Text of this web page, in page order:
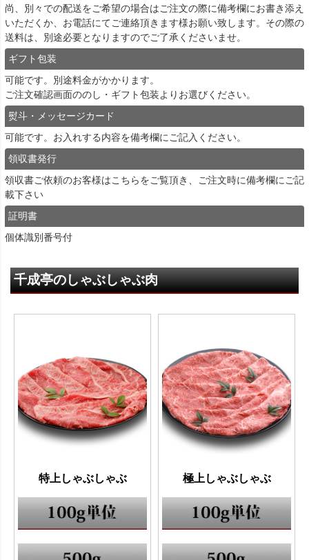
尚、別々での配送をご希望の場合はご注文の際に備考欄にお書き添え
いただくか、お電話にてご連絡頂きます様お願い致します。その際の
送料は、別途必要となりますのでご了承くださいませ。
ギフト包装
可能です。別途料金がかかります。
ご注文確認画面ののし・ギフト包装よりお選びください。
熨斗・メッセージカード
可能です。お入れする内容を備考欄にご記入ください。
領収書発行
領収書ご依頼のお客様はこちらをご覧頂き、ご注文時に備考欄にご記
載下さい
証明書
個体識別番号付